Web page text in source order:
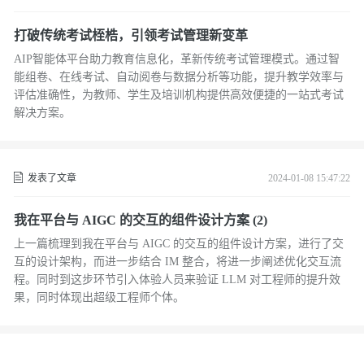
打破传统考试桎梏，引领考试管理新变革
AIP智能体平台助力教育信息化，革新传统考试管理模式。通过智
能组卷、在线考试、自动阅卷与数据分析等功能，提升教学效率与
评估准确性，为教师、学生及培训机构提供高效便捷的一站式考试
解决方案。
发表了文章 2024-01-08 15:47:22
我在平台与 AIGC 的交互的组件设计方案 (2)
上一篇梳理到我在平台与 AIGC 的交互的组件设计方案，进行了交
互的设计架构，而进一步结合 IM 整合，将进一步阐述优化交互流
程。同时到这步环节引入体验人员来验证 LLM 对工程师的提升效
果，同时体现出超级工程师个体。